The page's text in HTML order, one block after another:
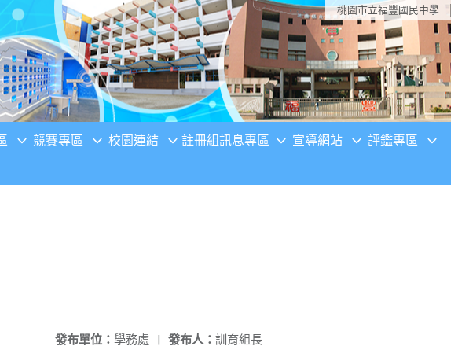
桃園市立福豐國民中學
競賽專區 校園連結 註冊組訊息專區 宣導網站 評鑑專區
發布人： 訓育組長
發布單位： 學務處 |